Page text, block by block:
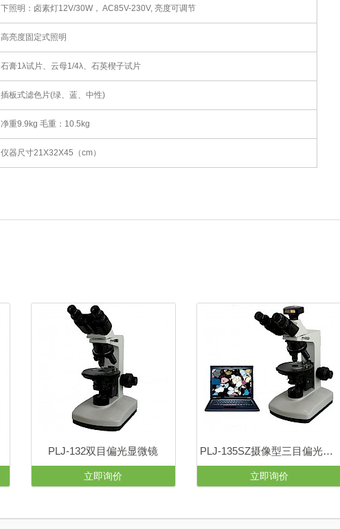
下照明：卤素灯12V/30W， AC85V-230V, 亮度可调节
高亮度固定式照明
石膏1λ试片、云母1/4λ、石英楔子试片
插板式滤色片(绿、蓝、中性)
净重9.9kg 毛重：10.5kg
仪器尺寸21X32X45（cm）
PLJ-132双目偏光显微镜
立即询价
PLJ-135SZ摄像型三目偏光显微镜
立即询价